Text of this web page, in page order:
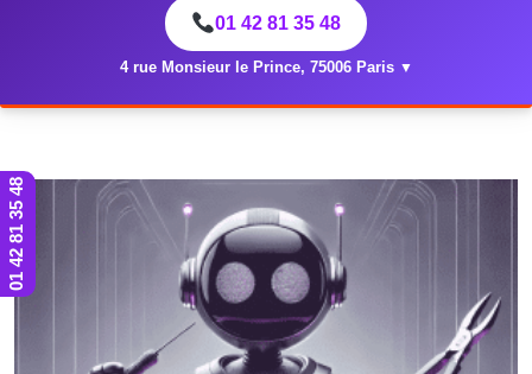
01 42 81 35 48
4 rue Monsieur le Prince, 75006 Paris ▼
01 42 81 35 48